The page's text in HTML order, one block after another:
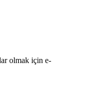
olmak için e-